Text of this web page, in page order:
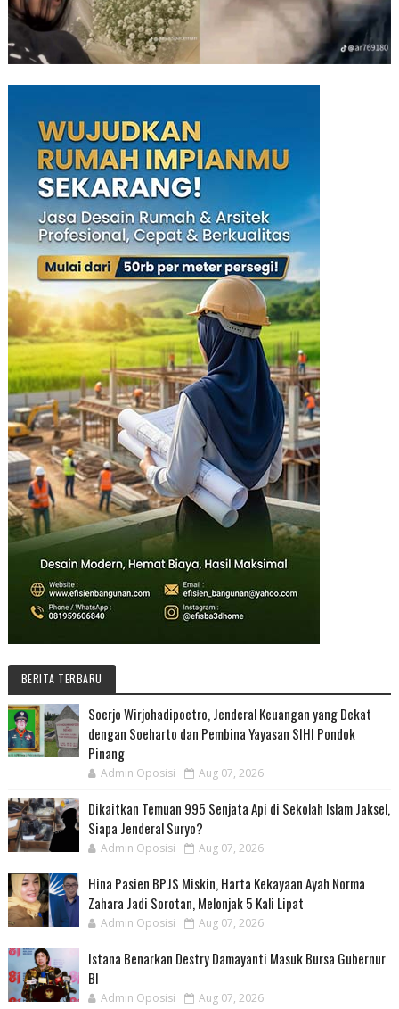
BERITA TERBARU
Soerjo Wirjohadipoetro, Jenderal Keuangan yang Dekat
dengan Soeharto dan Pembina Yayasan SIHI Pondok
Pinang
Admin Oposisi Aug 07, 2026
Dikaitkan Temuan 995 Senjata Api di Sekolah Islam Jaksel,
Siapa Jenderal Suryo?
Admin Oposisi Aug 07, 2026
Hina Pasien BPJS Miskin, Harta Kekayaan Ayah Norma
Zahara Jadi Sorotan, Melonjak 5 Kali Lipat
Admin Oposisi Aug 07, 2026
Istana Benarkan Destry Damayanti Masuk Bursa Gubernur
BI
Admin Oposisi Aug 07, 2026